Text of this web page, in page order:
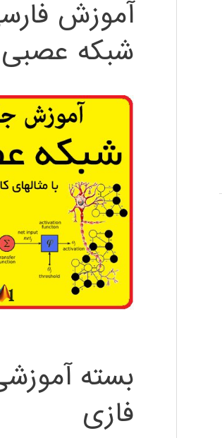
آموزش
شبکه عصبی
بسته
فازی